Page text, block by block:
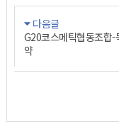
다음글
G20코스메틱협동조합-
약